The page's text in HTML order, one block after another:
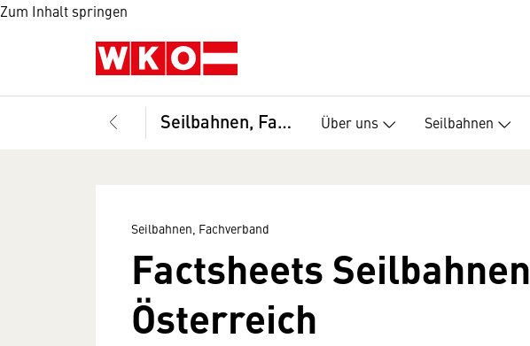
Zum Inhalt springen
Seilbahnen, Fachverband Über uns Seilbahnen
Seilbahnen, Fachverband
Factsheets Seilbahnen
Österreich